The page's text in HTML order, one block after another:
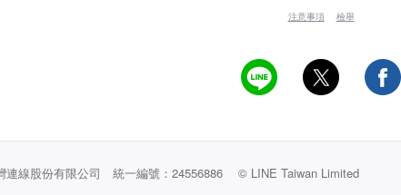
注意事項 檢舉
連線股份有限公司 統一編號：24556886 © LINE Taiwan Limited